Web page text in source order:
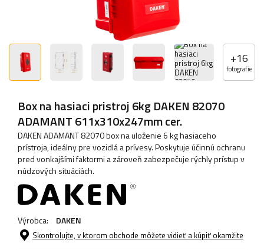
+16
fotografie
Box na hasiaci pristroj 6kg DAKEN 82070
ADAMANT 611x310x247mm cer.
DAKEN ADAMANT 82070 box na uloženie 6 kg hasiaceho
prístroja, ideálny pre vozidlá a prívesy. Poskytuje účinnú ochranu
pred vonkajšími faktormi a zároveň zabezpečuje rýchly prístup v
núdzových situáciách.
Výrobca: DAKEN
Skontrolujte, v ktorom obchode môžete vidieť a kúpiť okamžite